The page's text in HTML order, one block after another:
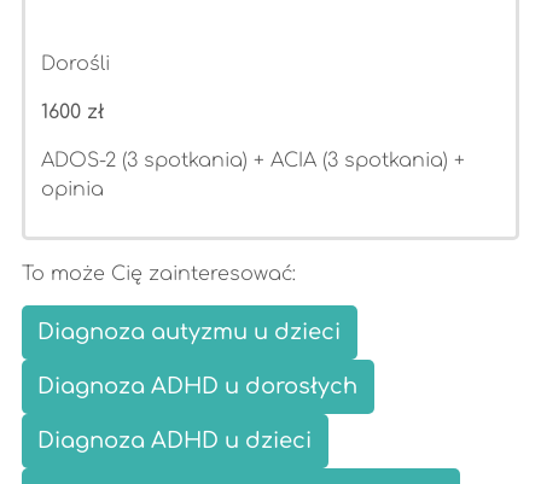
Dorośli
1600 zł
ADOS-2 (3 spotkania) + ACIA (3 spotkania) +
opinia
To może Cię zainteresować:
Diagnoza autyzmu u dzieci
Diagnoza ADHD u dorosłych
Diagnoza ADHD u dzieci